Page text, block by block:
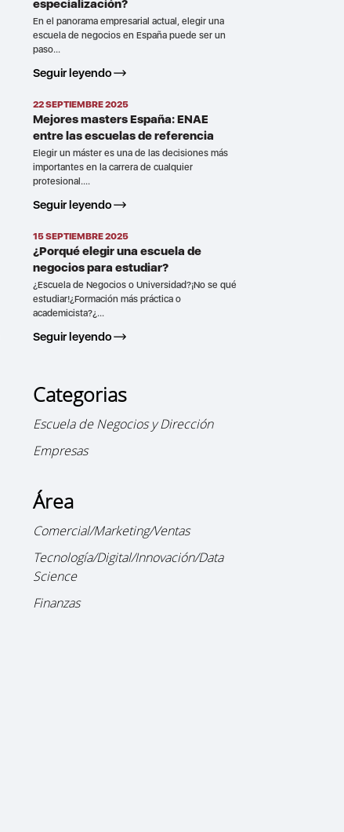
especialización?
En el panorama empresarial actual, elegir una
escuela de negocios en España puede ser un
paso...
Seguir leyendo
22 SEPTIEMBRE 2025
Mejores masters España: ENAE
entre las escuelas de referencia
Elegir un máster es una de las decisiones más
importantes en la carrera de cualquier
profesional....
Seguir leyendo
15 SEPTIEMBRE 2025
¿Porqué elegir una escuela de
negocios para estudiar?
¿Escuela de Negocios o Universidad?¡No se qué
estudiar!¿Formación más práctica o
academicista?¿...
Seguir leyendo
Categorias
Escuela de Negocios y Dirección
Empresas
Área
Comercial/Marketing/Ventas
Tecnología/Digital/Innovación/Data
Science
Finanzas